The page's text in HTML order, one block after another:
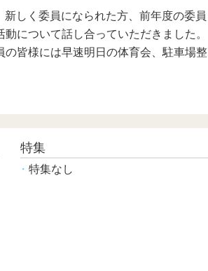
しく委員になられた方、前年度の委員
について話し合っていただきました。
皆様には早速明日の体育会、駐車場整
特集
特集なし